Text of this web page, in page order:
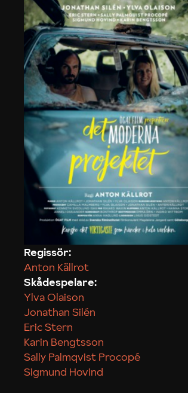
Regissör:
Anton Källrot
Skådespelare:
Ylva Olaison
Jonathan Silén
Eric Stern
Karin Bengtsson
Sally Palmqvist Procopé
Sigmund Hovind